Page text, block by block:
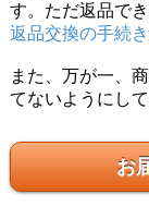
す。ただ返品で
返品交換の手続き
また、万が一、
てないようにし
お